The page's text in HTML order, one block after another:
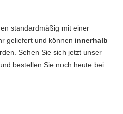
standardmäßig mit einer
geliefert und können innerhalb
Sehen Sie sich jetzt unser
bestellen Sie noch heute bei